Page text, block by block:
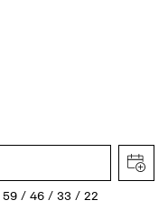
59 46 33 22